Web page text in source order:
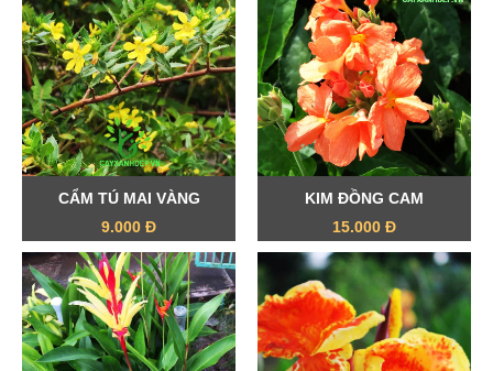
CẨM TÚ MAI VÀNG
9.000 Đ
KIM ĐỒNG CAM
15.000 Đ